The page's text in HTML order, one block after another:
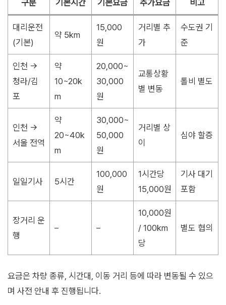
구분 기본시간 기본요금 추가요금 비고
대리운전
(기본)
약 5km
15,000
원
거리별 추
가
수도권 기
준
인천 →
청라/김
포
약
10~20k
m
20,000~
30,000
원
교통상황
별 변동
톨비 별도
인천 →
서울 전역
약
20~40k
m
30,000~
50,000
원
거리별 상
이
심야 할증
일일기사 5시간
100,000
원
1시간당
15,000원
기사 대기
포함
장거리 운
행
– –
10,000원
/ 100km
당
별도 협의
요금은 차량 종류, 시간대, 이동 거리 등에 따라 변동될 수 있으
며 사전 안내 후 진행됩니다.